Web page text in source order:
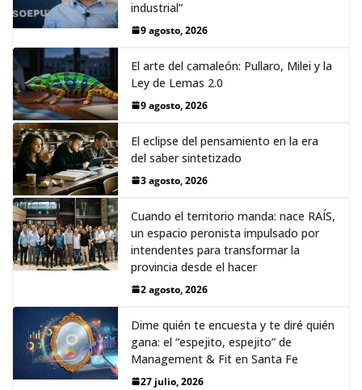
industrial”
9 agosto, 2026
El arte del camaleón: Pullaro, Milei y la
Ley de Lemas 2.0
9 agosto, 2026
El eclipse del pensamiento en la era
del saber sintetizado
3 agosto, 2026
Cuando el territorio manda: nace RAÍS,
un espacio peronista impulsado por
intendentes para transformar la
provincia desde el hacer
2 agosto, 2026
Dime quién te encuesta y te diré quién
gana: el “espejito, espejito” de
Management & Fit en Santa Fe
27 julio, 2026